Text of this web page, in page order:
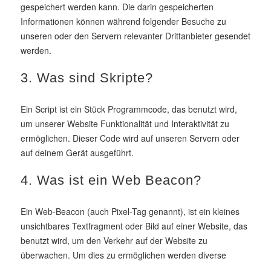
gespeichert werden kann. Die darin gespeicherten
Informationen können während folgender Besuche zu
unseren oder den Servern relevanter Drittanbieter gesendet
werden.
3. Was sind Skripte?
Ein Script ist ein Stück Programmcode, das benutzt wird,
um unserer Website Funktionalität und Interaktivität zu
ermöglichen. Dieser Code wird auf unseren Servern oder
auf deinem Gerät ausgeführt.
4. Was ist ein Web Beacon?
Ein Web-Beacon (auch Pixel-Tag genannt), ist ein kleines
unsichtbares Textfragment oder Bild auf einer Website, das
benutzt wird, um den Verkehr auf der Website zu
überwachen. Um dies zu ermöglichen werden diverse